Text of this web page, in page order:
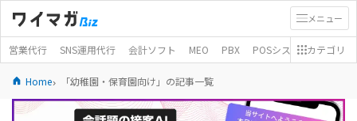
メニュー
営業代行 SNS運用代行 会計ソフト MEO PBX POSシステム モバイ
カテゴリ
Home 「幼稚園・保育園向け」の記事一覧